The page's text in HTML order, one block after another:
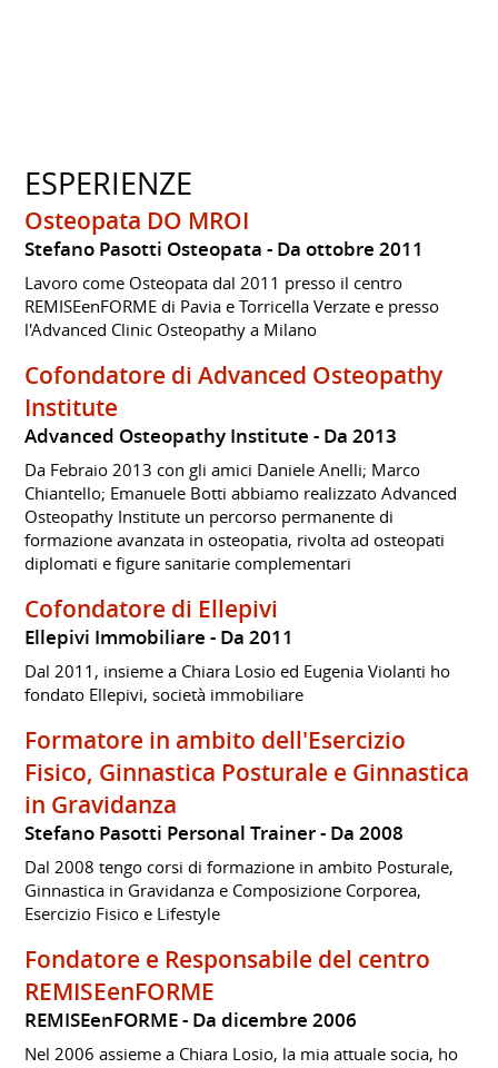
ESPERIENZE
Osteopata DO MROI
Stefano Pasotti Osteopata Da ottobre 2011
Lavoro come Osteopata dal 2011 presso il centro
REMISEenFORME di Pavia e Torricella Verzate e presso
l'Advanced Clinic Osteopathy a Milano
Cofondatore di Advanced Osteopathy
Institute
Advanced Osteopathy Institute Da 2013
Da Febraio 2013 con gli amici Daniele Anelli; Marco
Chiantello; Emanuele Botti abbiamo realizzato Advanced
Osteopathy Institute un percorso permanente di
formazione avanzata in osteopatia, rivolta ad osteopati
diplomati e figure sanitarie complementari
Cofondatore di Ellepivi
Ellepivi Immobiliare Da 2011
Dal 2011, insieme a Chiara Losio ed Eugenia Violanti ho
fondato Ellepivi, società immobiliare
Formatore in ambito dell'Esercizio
Fisico, Ginnastica Posturale e Ginnastica
in Gravidanza
Stefano Pasotti Personal Trainer Da 2008
Dal 2008 tengo corsi di formazione in ambito Posturale,
Ginnastica in Gravidanza e Composizione Corporea,
Esercizio Fisico e Lifestyle
Fondatore e Responsabile del centro
REMISEenFORME
REMISEenFORME Da dicembre 2006
Nel 2006 assieme a Chiara Losio, la mia attuale socia, ho